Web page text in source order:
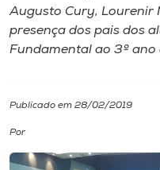
Internacionalização
Augusto Cury, Lourenir
presença dos pais dos
Fundamental ao 3º ano
Publicado em 28/02/2019
Por